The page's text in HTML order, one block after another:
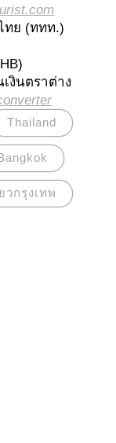
(ททท.)
ตราต่าง
Thailand
วกรุงเทพ